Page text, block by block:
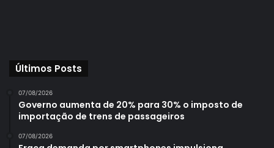
Últimos Posts
07/08/2026
Governo aumenta de 20% para 30% o imposto de
importação de trens de passageiros
07/08/2026